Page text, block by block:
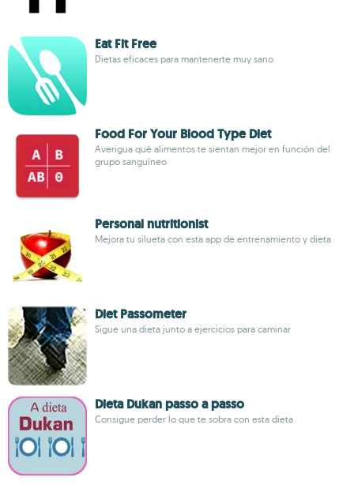
Eat Fit Free
Dietas eficaces para mantenerte muy sano
Food For Your Blood Type Diet
Averigua qué alimentos te sientan mejor en función del
grupo sanguíneo
Personal nutritionist
Mejora tu silueta con esta app de entrenamiento y dieta
Diet Passometer
Sigue una dieta junto a ejercicios para caminar
Dieta Dukan passo a passo
Consigue perder lo que te sobra con esta dieta